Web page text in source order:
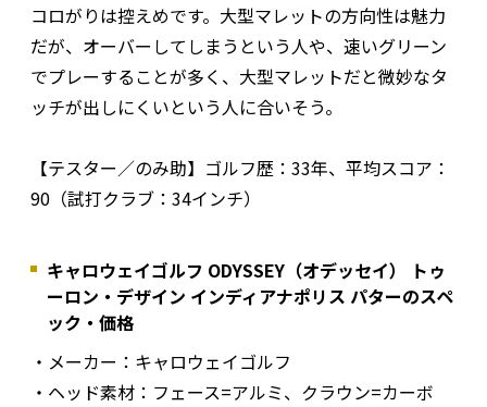
コロがりは控えめです。大型マレットの方向性は魅力
だが、オーバーしてしまうという人や、速いグリーン
でプレーすることが多く、大型マレットだと微妙なタ
ッチが出しにくいという人に合いそう。
【テスター／のみ助】ゴルフ歴：33年、平均スコア：
90（試打クラブ：34インチ）
キャロウェイゴルフ ODYSSEY（オデッセイ） トゥ
ーロン・デザイン インディアナポリス パターのスペ
ック・価格
・メーカー：キャロウェイゴルフ
・ヘッド素材：フェース=アルミ、クラウン=カーボ